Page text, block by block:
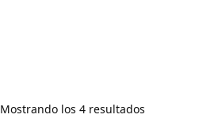
Mostrando los 4 resultados